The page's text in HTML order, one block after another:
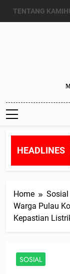
TENTANG KAMI
HEADLINES
Diduga
Juli 24, 2024
Home
Sosial
Warga Pulau
Kepastian
SOSIAL